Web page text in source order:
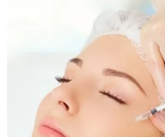
TIN CÙNG CHUYÊN